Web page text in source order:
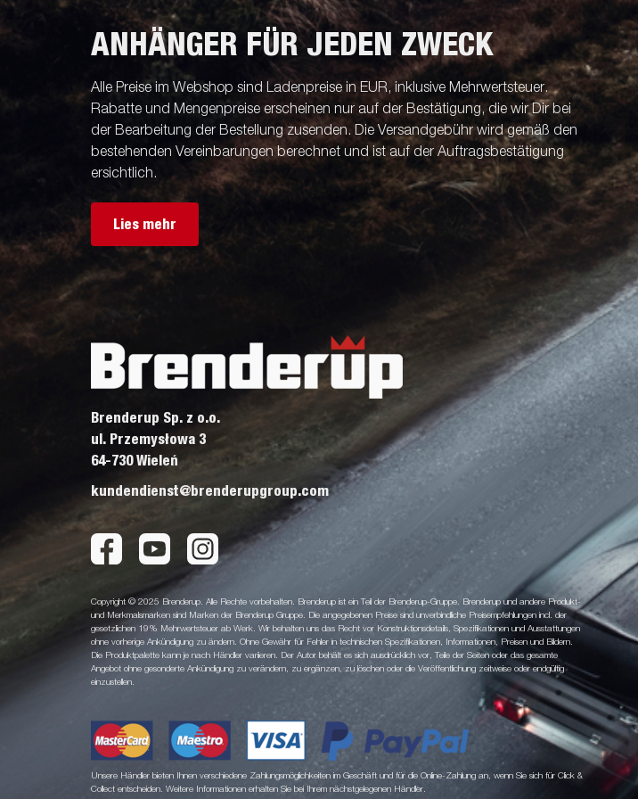
ANHÄNGER FÜR JEDEN ZWECK
Alle Preise im Webshop sind Ladenpreise in EUR, inklusive Mehrwertsteuer.
Rabatte und Mengenpreise erscheinen nur auf der Bestätigung, die wir Dir bei
der Bearbeitung der Bestellung zusenden. Die Versandgebühr wird gemäß den
bestehenden Vereinbarungen berechnet und ist auf der Auftragsbestätigung
ersichtlich.
Lies mehr
Brenderup Sp. z o.o.
ul. Przemysłowa 3
64-730 Wieleń
kundendienst@brenderupgroup.com
Copyright © 2025 Brenderup. Alle Rechte vorbehalten. Brenderup ist ein Teil der Brenderup-Gruppe. Brenderup und andere Produkt-
und Merkmalsmarken sind Marken der Brenderup Gruppe. Die angegebenen Preise sind unverbindliche Preisempfehlungen incl. der
gesetzlichen 19% Mehrwertsteuer ab Werk. Wir behalten uns das Recht vor Konstruktionsdetails, Spezifikationen und Ausstattungen
ohne vorherige Ankündigung zu ändern. Ohne Gewähr für Fehler in technischen Spezifikationen, Informationen, Preisen und Bildern.
Die Produktpalette kann je nach Händler variieren. Der Autor behält es sich ausdrücklich vor, Teile der Seiten oder das gesamte
Angebot ohne gesonderte Ankündigung zu verändern, zu ergänzen, zu löschen oder die Veröffentlichung zeitweise oder endgültig
einzustellen.
Unsere Händler bieten Ihnen verschiedene Zahlungsmöglichkeiten im Geschäft und für die Online-Zahlung an, wenn Sie sich für Click &
Collect entscheiden. Weitere Informationen erhalten Sie bei Ihrem nächstgelegenen Händler.